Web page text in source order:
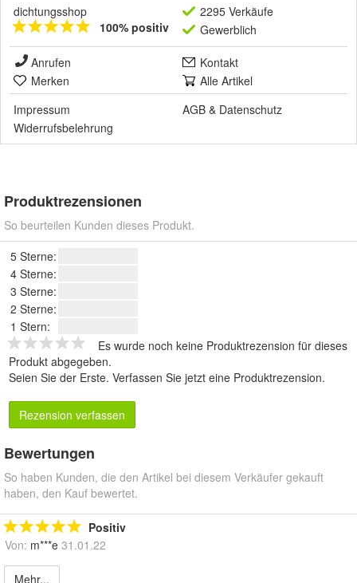
dichtungsshop
100% positiv
2295 Verkäufe
Gewerblich
Anrufen
Kontakt
Merken
Alle Artikel
Impressum
AGB & Datenschutz
Widerrufsbelehrung
Produktrezensionen
So beurteilen Kunden dieses Produkt.
5 Sterne:
4 Sterne:
3 Sterne:
2 Sterne:
1 Stern:
Es wurde noch keine Produktrezension für dieses
Produkt abgegeben.
Seien Sie der Erste. Verfassen Sie jetzt eine Produktrezension.
Rezension verfassen
Bewertungen
So haben Kunden, die den Artikel bei diesem Verkäufer gekauft
haben, den Kauf bewertet.
Positiv
Von: m***e 31.01.22
Mehr...